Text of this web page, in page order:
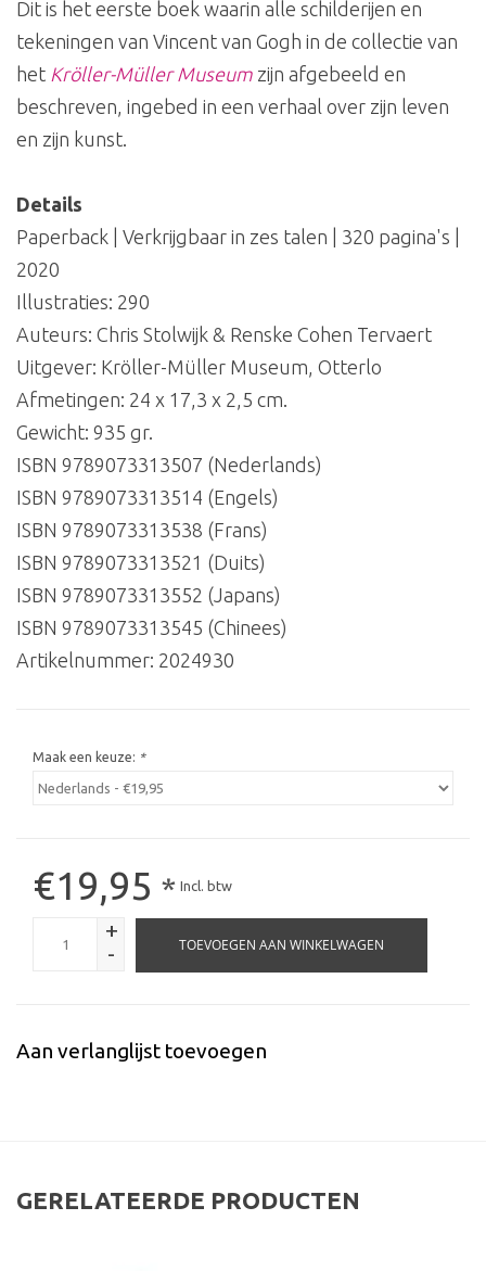
Dit is het eerste boek waarin alle schilderijen en
tekeningen van Vincent van Gogh in de collectie van
het Kröller-Müller Museum zijn afgebeeld en
beschreven, ingebed in een verhaal over zijn leven
en zijn kunst.
Details
Paperback | Verkrijgbaar in zes talen | 320 pagina's |
2020
Illustraties: 290
Auteurs: Chris Stolwijk & Renske Cohen Tervaert
Uitgever: Kröller-Müller Museum, Otterlo
Afmetingen: 24 x 17,3 x 2,5 cm.
Gewicht: 935 gr.
ISBN 9789073313507 (Nederlands)
ISBN 9789073313514 (Engels)
ISBN 9789073313538 (Frans)
ISBN 9789073313521 (Duits)
ISBN 9789073313552 (Japans)
ISBN 9789073313545 (Chinees)
Artikelnummer: 2024930
Maak een keuze: *
€19,95 * Incl. btw
+
-
TOEVOEGEN AAN WINKELWAGEN
Aan verlanglijst toevoegen
GERELATEERDE PRODUCTEN